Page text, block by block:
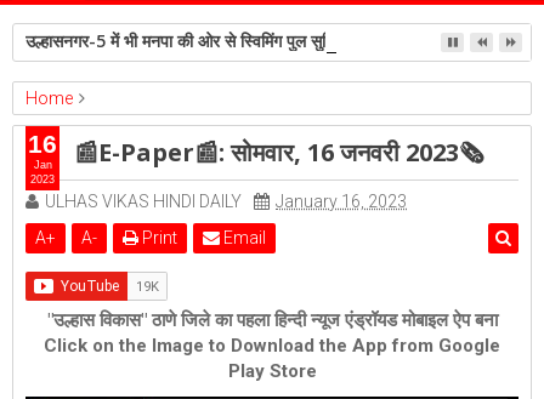
उल्हासनगर-5 में भी मनपा की ओर से स्विमिंग पुल सुविधा हो- शेरी लुंड
Home
ambernath
epaper Featured
ulhasnagar
📰E-Paper📰: सोमवार, 16 जनवरी 2023🗞
📰E-Paper📰: सोमवार, 16 जनवरी 2023🗞
ULHAS VIKAS HINDI DAILY
January 16, 2023
A+ A- Print Email
"उल्हास विकास" ठाणे जिले का पहला हिन्दी न्यूज एंड्रॉयड मोबाइल ऐप बना
Click on the Image to Download the App from Google
Play Store
16
Jan
2023